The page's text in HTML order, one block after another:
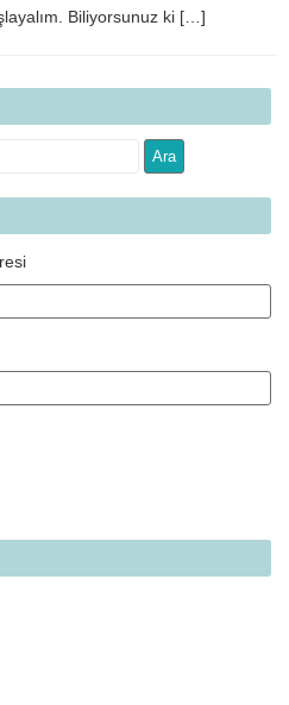
Biliyorsunuz ki […]